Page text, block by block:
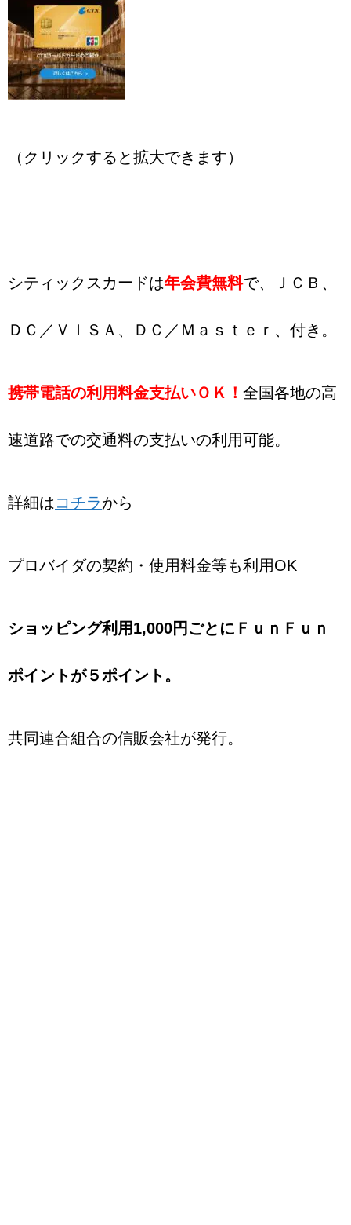
（クリックすると拡大できます）
シティックスカードは年会費無料で、ＪＣＢ、
ＤＣ／ＶＩＳＡ、ＤＣ／Ｍａｓｔｅｒ、付き。
携帯電話の利用料金支払いＯＫ！ 全国各地の高
速道路での交通料の支払いの利用可能。
詳細は コチラから
プロバイダの契約・使用料金等も利用OK
ショッピング利用1,000円ごとにＦｕｎＦｕｎ
ポイントが５ポイント。
共同連合組合の信販会社が発行。